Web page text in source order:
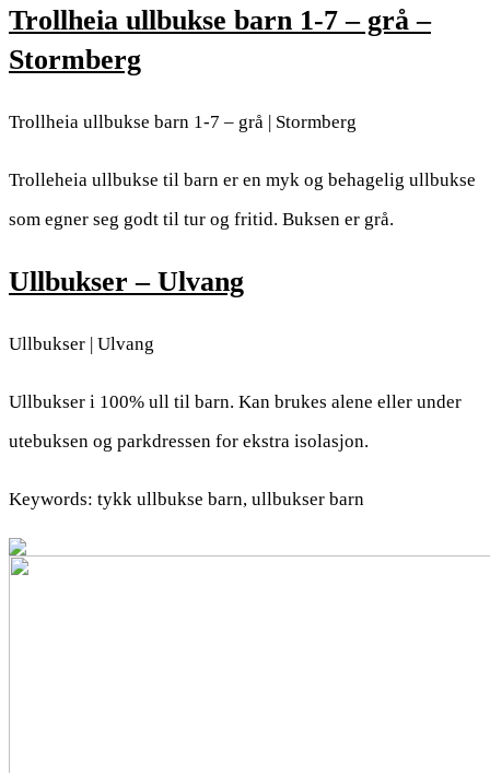
Trollheia ullbukse barn 1-7 – grå –
Stormberg
Trollheia ullbukse barn 1-7 – grå | Stormberg
Trolleheia ullbukse til barn er en myk og behagelig ullbukse
som egner seg godt til tur og fritid. Buksen er grå.
Ullbukser – Ulvang
Ullbukser | Ulvang
Ullbukser i 100% ull til barn. Kan brukes alene eller under
utebuksen og parkdressen for ekstra isolasjon.
Keywords: tykk ullbukse barn, ullbukser barn